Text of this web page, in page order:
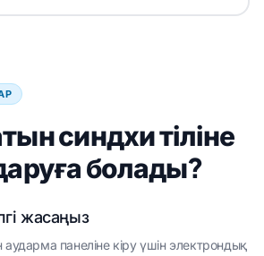
синдхи тіліне
болады?
жасаңыз
панеліне кіру үшін электрондық